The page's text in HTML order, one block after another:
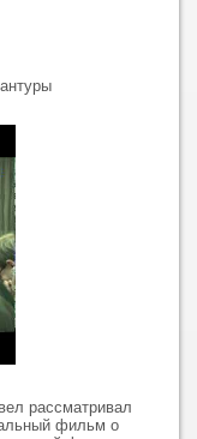
рассматривал
фильм о